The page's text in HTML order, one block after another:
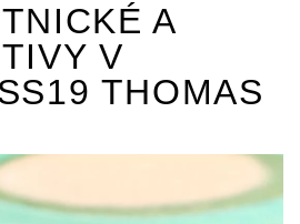
A
V
THOMAS